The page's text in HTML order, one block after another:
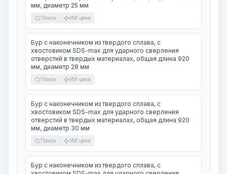
мм, диаметр 25 мм
Поиск ИИ цена
Бур с наконечником из твердого сплава, с
хвостовиком SDS-max для ударного сверления
отверстий в твердых материалах, общая длина 920
мм, диаметр 28 мм
Поиск ИИ цена
Бур с наконечником из твердого сплава, с
хвостовиком SDS-max для ударного сверления
отверстий в твердых материалах, общая длина 920
мм, диаметр 30 мм
Поиск ИИ цена
Бур с наконечником из твердого сплава, с